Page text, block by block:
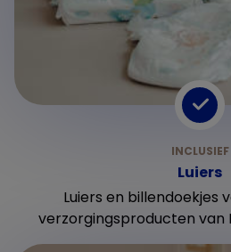
Luiers
Luiers en billendoekjes
verzorgingsproducten van